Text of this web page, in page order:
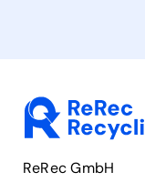
ReRec GmbH